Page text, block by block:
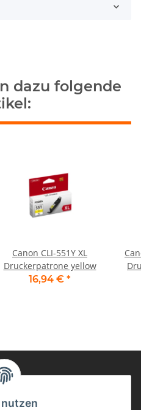
dazu folgende
Canon CLI-551Y XL
Druckerpatrone yellow
16,94 € *